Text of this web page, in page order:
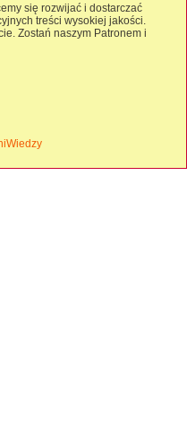
się rozwijać i dostarczać
treści wysokiej jakości.
Zostań naszym Patronem i